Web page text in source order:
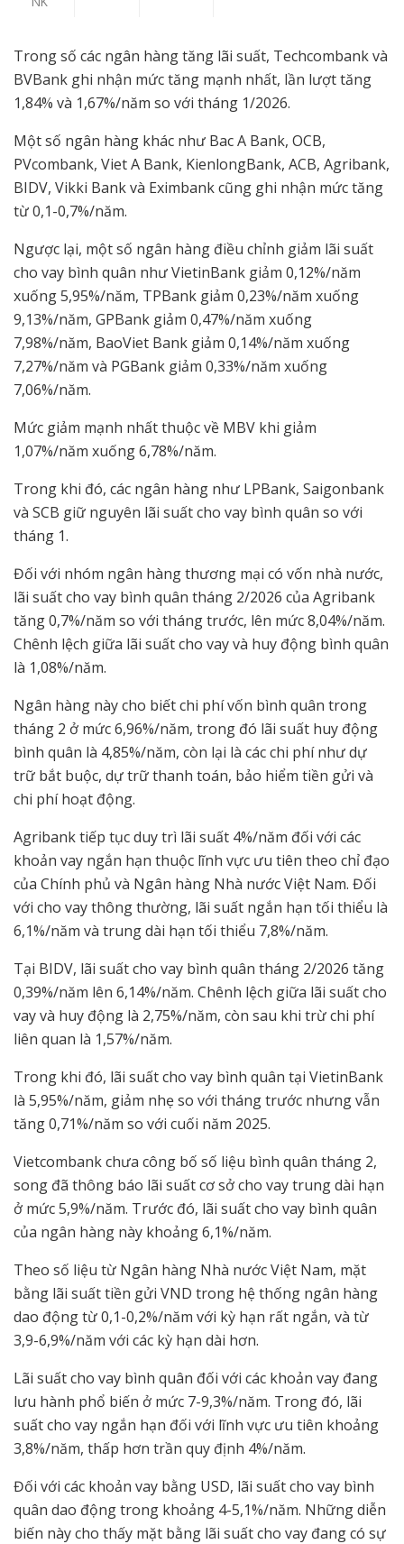
Trong số các ngân hàng tăng lãi suất, Techcombank và
BVBank ghi nhận mức tăng mạnh nhất, lần lượt tăng
1,84% và 1,67%/năm so với tháng 1/2026.
Một số ngân hàng khác như Bac A Bank, OCB,
PVcombank, Viet A Bank, KienlongBank, ACB, Agribank,
BIDV, Vikki Bank và Eximbank cũng ghi nhận mức tăng
từ 0,1-0,7%/năm.
Ngược lại, một số ngân hàng điều chỉnh giảm lãi suất
cho vay bình quân như VietinBank giảm 0,12%/năm
xuống 5,95%/năm, TPBank giảm 0,23%/năm xuống
9,13%/năm, GPBank giảm 0,47%/năm xuống
7,98%/năm, BaoViet Bank giảm 0,14%/năm xuống
7,27%/năm và PGBank giảm 0,33%/năm xuống
7,06%/năm.
Mức giảm mạnh nhất thuộc về MBV khi giảm
1,07%/năm xuống 6,78%/năm.
Trong khi đó, các ngân hàng như LPBank, Saigonbank
và SCB giữ nguyên lãi suất cho vay bình quân so với
tháng 1.
Đối với nhóm ngân hàng thương mại có vốn nhà nước,
lãi suất cho vay bình quân tháng 2/2026 của Agribank
tăng 0,7%/năm so với tháng trước, lên mức 8,04%/năm.
Chênh lệch giữa lãi suất cho vay và huy động bình quân
là 1,08%/năm.
Ngân hàng này cho biết chi phí vốn bình quân trong
tháng 2 ở mức 6,96%/năm, trong đó lãi suất huy động
bình quân là 4,85%/năm, còn lại là các chi phí như dự
trữ bắt buộc, dự trữ thanh toán, bảo hiểm tiền gửi và
chi phí hoạt động.
Agribank tiếp tục duy trì lãi suất 4%/năm đối với các
khoản vay ngắn hạn thuộc lĩnh vực ưu tiên theo chỉ đạo
của Chính phủ và Ngân hàng Nhà nước Việt Nam. Đối
với cho vay thông thường, lãi suất ngắn hạn tối thiểu là
6,1%/năm và trung dài hạn tối thiểu 7,8%/năm.
Tại BIDV, lãi suất cho vay bình quân tháng 2/2026 tăng
0,39%/năm lên 6,14%/năm. Chênh lệch giữa lãi suất cho
vay và huy động là 2,75%/năm, còn sau khi trừ chi phí
liên quan là 1,57%/năm.
Trong khi đó, lãi suất cho vay bình quân tại VietinBank
là 5,95%/năm, giảm nhẹ so với tháng trước nhưng vẫn
tăng 0,71%/năm so với cuối năm 2025.
Vietcombank chưa công bố số liệu bình quân tháng 2,
song đã thông báo lãi suất cơ sở cho vay trung dài hạn
ở mức 5,9%/năm. Trước đó, lãi suất cho vay bình quân
của ngân hàng này khoảng 6,1%/năm.
Theo số liệu từ Ngân hàng Nhà nước Việt Nam, mặt
bằng lãi suất tiền gửi VND trong hệ thống ngân hàng
dao động từ 0,1-0,2%/năm với kỳ hạn rất ngắn, và từ
3,9-6,9%/năm với các kỳ hạn dài hơn.
Lãi suất cho vay bình quân đối với các khoản vay đang
lưu hành phổ biến ở mức 7-9,3%/năm. Trong đó, lãi
suất cho vay ngắn hạn đối với lĩnh vực ưu tiên khoảng
3,8%/năm, thấp hơn trần quy định 4%/năm.
Đối với các khoản vay bằng USD, lãi suất cho vay bình
quân dao động trong khoảng 4-5,1%/năm. Những diễn
biến này cho thấy mặt bằng lãi suất cho vay đang có sự